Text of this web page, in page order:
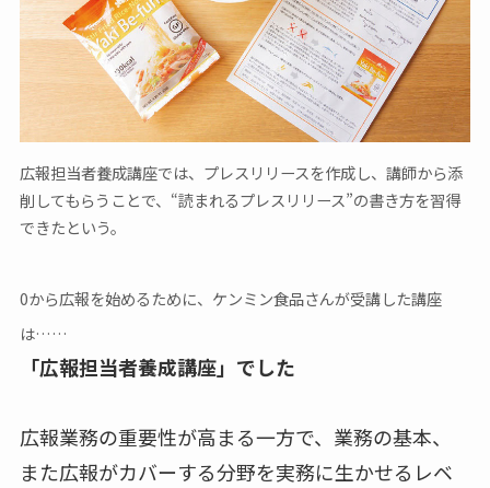
広報担当者養成講座では、プレスリリースを作成し、講師から添
削してもらうことで、“読まれるプレスリリース”の書き方を習得
できたという。
0から広報を始めるために、ケンミン食品さんが受講した講座
は……
「広報担当者養成講座」でした
広報業務の重要性が高まる一方で、業務の基本、
また広報がカバーする分野を実務に生かせるレベ